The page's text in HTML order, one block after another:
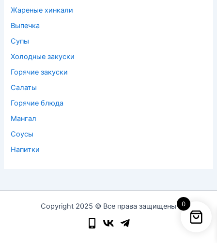
Жареные хинкали
Выпечка
Супы
Холодные закуски
Горячие закуски
Салаты
Горячие блюда
Мангал
Соусы
Напитки
Copyright 2025 © Все права защищены 0